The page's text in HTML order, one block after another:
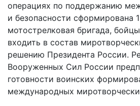
операциях по поддержанию
и безопасности сформирована
мотострелковая бригада,
входить в состав
решению Президента России.
Вооруженных Сил России
готовности воинских
международных